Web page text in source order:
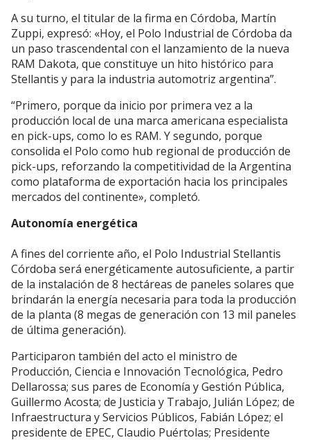
A su turno, el titular de la firma en Córdoba, Martín
Zuppi, expresó: «Hoy, el Polo Industrial de Córdoba da
un paso trascendental con el lanzamiento de la nueva
RAM Dakota, que constituye un hito histórico para
Stellantis y para la industria automotriz argentina”.
“Primero, porque da inicio por primera vez a la
producción local de una marca americana especialista
en pick-ups, como lo es RAM. Y segundo, porque
consolida el Polo como hub regional de producción de
pick-ups, reforzando la competitividad de la Argentina
como plataforma de exportación hacia los principales
mercados del continente», completó.
Autonomía energética
A fines del corriente año, el Polo Industrial Stellantis
Córdoba será energéticamente autosuficiente, a partir
de la instalación de 8 hectáreas de paneles solares que
brindarán la energía necesaria para toda la producción
de la planta (8 megas de generación con 13 mil paneles
de última generación).
Participaron también del acto el ministro de
Producción, Ciencia e Innovación Tecnológica, Pedro
Dellarossa; sus pares de Economía y Gestión Pública,
Guillermo Acosta; de Justicia y Trabajo, Julián López; de
Infraestructura y Servicios Públicos, Fabián López; el
presidente de EPEC, Claudio Puértolas; Presidente